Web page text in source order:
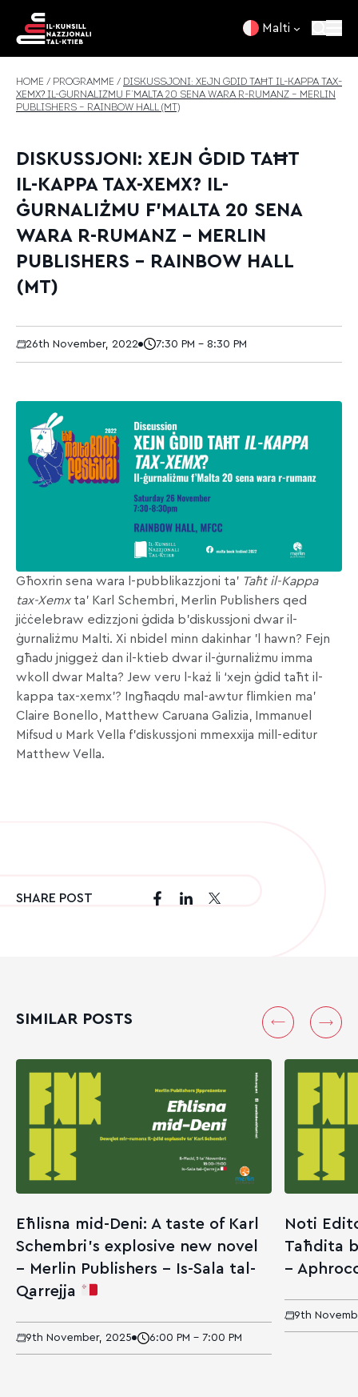
Malti
HOME / PROGRAMME / DISKUSSJONI: XEJN ĠDID TAĦT IL-KAPPA TAX-
XEMX? IL-ĠURNALIŻMU F’MALTA 20 SENA WARA R-RUMANZ – MERLIN
PUBLISHERS – RAINBOW HALL (MT)
DISKUSSJONI: XEJN ĠDID TAĦT
IL-KAPPA TAX-XEMX? IL-
ĠURNALIŻMU F’MALTA 20 SENA
WARA R-RUMANZ – MERLIN
PUBLISHERS – RAINBOW HALL
(MT)
26th November, 2022 7:30 PM - 8:30 PM
Għoxrin sena wara l-pubblikazzjoni ta’ Taħt il-Kappa
tax-Xemxta’ Karl Schembri, Merlin Publishers qed
jiċċelebraw edizzjoni ġdida b’diskussjoni dwar il-
ġurnaliżmu Malti. Xi nbidel minn dakinhar ’l hawn? Fejn
għadu jniggeż dan il-ktieb dwar il-ġurnaliżmu imma
wkoll dwar Malta? Jew veru l-każ li ‘xejn ġdid taħt il-
kappa tax-xemx’? Ingħaqdu mal-awtur flimkien ma’
Claire Bonello, Matthew Caruana Galizia, Immanuel
Mifsud u Mark Vella f’diskussjoni mmexxija mill-editur
Matthew Vella.
SHARE POST
SIMILAR POSTS
Eħlisna mid-Deni: A taste of Karl
Schembri’s explosive new novel
– Merlin Publishers – Is-Sala tal-
Qarrejja
9th November, 2025 6:00 PM - 7:00 PM
Noti
Taħdita
–
9th